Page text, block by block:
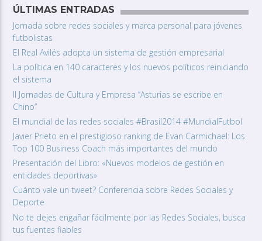
ÚLTIMAS ENTRADAS
Jornada sobre redes sociales y marca personal para jóvenes
futbolistas
El Real Avilés adopta un sistema de gestión empresarial
La política en 140 caracteres y los nuevos políticos reiniciando
el sistema
II Jornadas de Cultura y Empresa “Asturias se escribe en
Chino”
El mundial de las redes sociales #Brasil2014 #MundialFutbol
Javier Prieto en el prestigioso ranking de Evan Carmichael: Los
Top 100 Business Coach más importantes del mundo
Presentación del Libro: «Nuevos modelos de gestión en
entidades deportivas»
Cuánto vale un tweet? Conferencia sobre Redes Sociales y
Deporte
No te dejes engañar fácilmente por las Redes Sociales, busca
tus fuentes fiables